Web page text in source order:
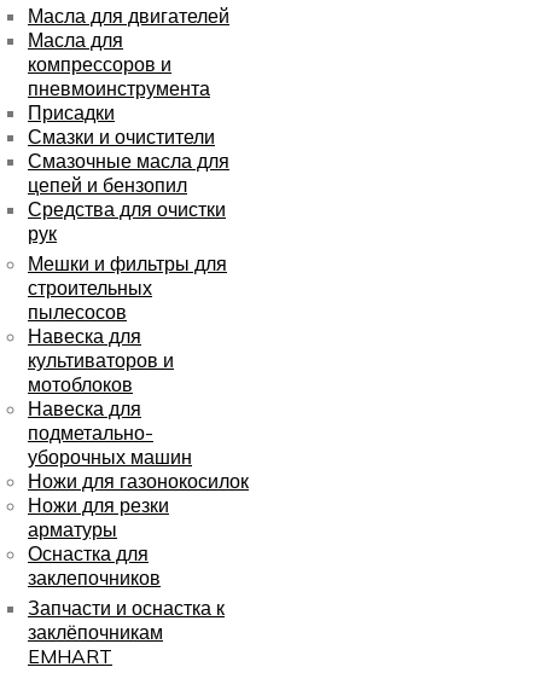
Масла для двигателей
Масла для
компрессоров и
пневмоинструмента
Присадки
Смазки и очистители
Смазочные масла для
цепей и бензопил
Средства для очистки
рук
Мешки и фильтры для
строительных
пылесосов
Навеска для
культиваторов и
мотоблоков
Навеска для
подметально-
уборочных машин
Ножи для газонокосилок
Ножи для резки
арматуры
Оснастка для
заклепочников
Запчасти и оснастка к
заклёпочникам
EMHART